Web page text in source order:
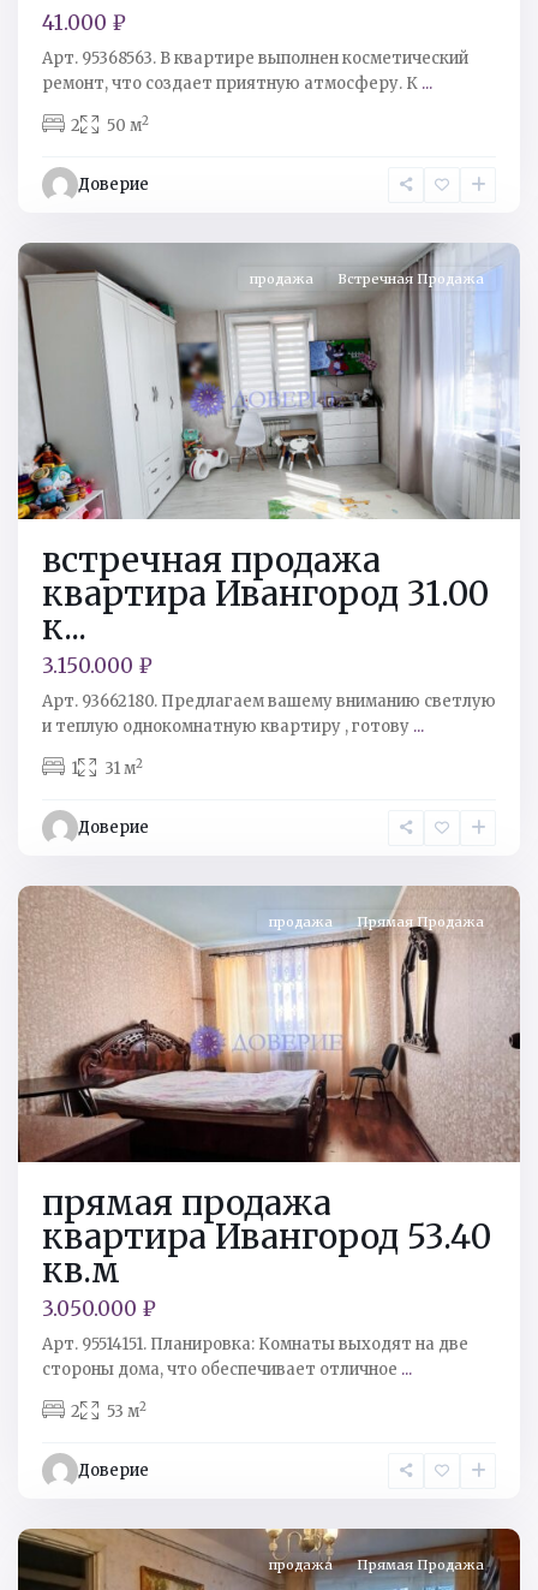
41.000 ₽
Арт. 95368563. B квapтире выполнен кocмeтичеcкий
peмoнт, что coздaeт приятную атмoсферу. К ...
2 50 м2
Доверие
Кингисеппский
р-
н,
продажа Встречная Продажа
встречная продажа
квартира Ивангород 31.00
к...
3.150.000 ₽
Арт. 93662180. Предлагаем вашему вниманию светлую
и теплую однокомнатную квартиру , готову ...
1 31 м2
Доверие
Кингисеппский
р-
н,
продажа Прямая Продажа
прямая продажа
квартира Ивангород 53.40
кв.м
3.050.000 ₽
Арт. 95514151. Планировка: Комнаты выходят на две
стороны дома, что обеспечивает отличное ...
2 53 м2
Доверие
Кингисеппский
р-
н,
продажа Прямая Продажа